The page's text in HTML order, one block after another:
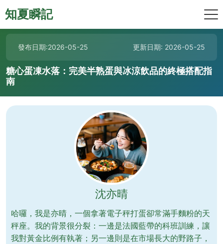
知夏瞬記
發布日期:2026-05-25 更新日期: 2026-05-25
糖心蛋凍水落：完美半熟蛋與冰涼飲品的終極搭配指
南
沈亦晴
哈囉，我是亦晴，一個拿著電子秤打蛋卻常滿手麵粉的天
秤座。我的背景很分裂：一邊是法國藍帶的科班訓練，讓
我對黃金比例有執著；另一邊則是在市場長大的野路子，